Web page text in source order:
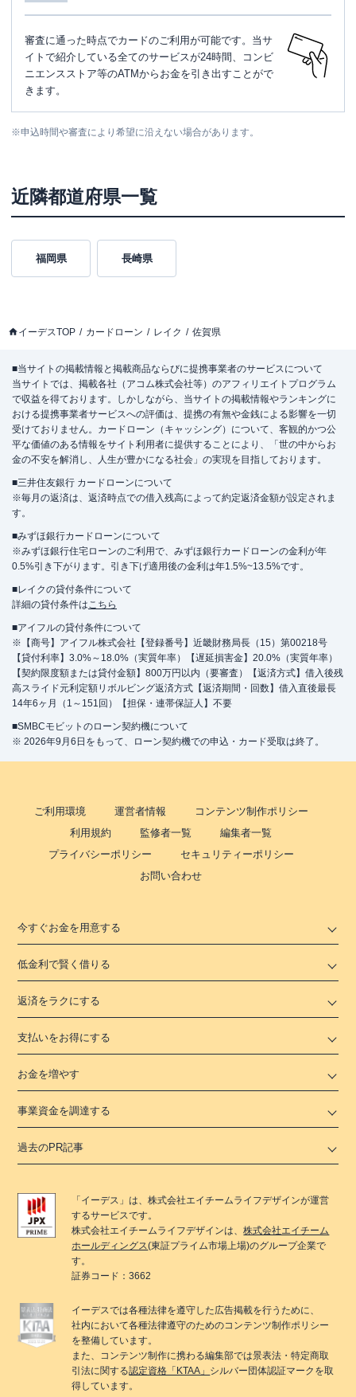
審査に通った時点でカードのご利用が可能です。当サ
イトで紹介している全てのサービスが24時間、コンビ
ニエンスストア等のATMからお金を引き出すことがで
きます。
※申込時間や審査により希望に沿えない場合があります。
近隣都道府県一覧
福岡県 長崎県
イーデスTOP カードローン レイク 佐賀県
■当サイトの掲載情報と掲載商品ならびに提携事業者のサービスについて
当サイトでは、掲載各社（アコム株式会社等）のアフィリエイトプログラム
で収益を得ております。しかしながら、当サイトの掲載情報やランキングに
おける提携事業者サービスへの評価は、提携の有無や金銭による影響を一切
受けておりません。カードローン（キャッシング）について、客観的かつ公
平な価値のある情報をサイト利用者に提供することにより、「世の中からお
金の不安を解消し、人生が豊かになる社会」の実現を目指しております。
■三井住友銀行 カードローンについて
※毎月の返済は、返済時点での借入残高によって約定返済金額が設定されま
す。
■みずほ銀行カードローンについて
※みずほ銀行住宅ローンのご利用で、みずほ銀行カードローンの金利が年
0.5%引き下がります。引き下げ適用後の金利は年1.5%~13.5%です。
■レイクの貸付条件について
詳細の貸付条件はこちら
■アイフルの貸付条件について
※【商号】アイフル株式会社【登録番号】近畿財務局長（15）第00218号
【貸付利率】3.0%～18.0%（実質年率）【遅延損害金】20.0%（実質年率）
【契約限度額または貸付金額】800万円以内（要審査）【返済方式】借入後残
高スライド元利定額リボルビング返済方式【返済期間・回数】借入直後最長
14年6ヶ月（1～151回）【担保・連帯保証人】不要
■SMBCモビットのローン契約機について
※ 2026年9月6日をもって、ローン契約機での申込・カード受取は終了。
ご利用環境 運営者情報
コンテンツ制作ポリシー
利用規約
監修者一覧
編集者一覧
プライバシーポリシー
セキュリティーポリシー
お問い合わせ
今すぐお金を用意する
低金利で賢く借りる
返済をラクにする
支払いをお得にする
お金を増やす
事業資金を調達する
過去のPR記事
「 イーデス 」は、株式会社エイチームライフデザインが運営
するサービスです。
株式会社エイチームライフデザインは、株式会社エイチーム
ホールディングス(東証プライム市場上場)のグループ企業で
す。
証券コード：3662
イーデスでは各種法律を遵守した広告掲載を行うために、
社内において各種法律遵守のためのコンテンツ制作ポリシー
を整備しています。
また、コンテンツ制作に携わる編集部では景表法・特定商取
引法に関する認定資格「KTAA」 シルバー団体認証マークを取
得しています。